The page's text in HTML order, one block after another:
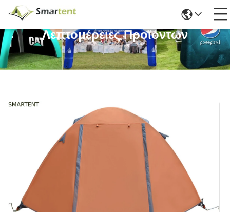
Λεπτομέρειες Προϊόντων